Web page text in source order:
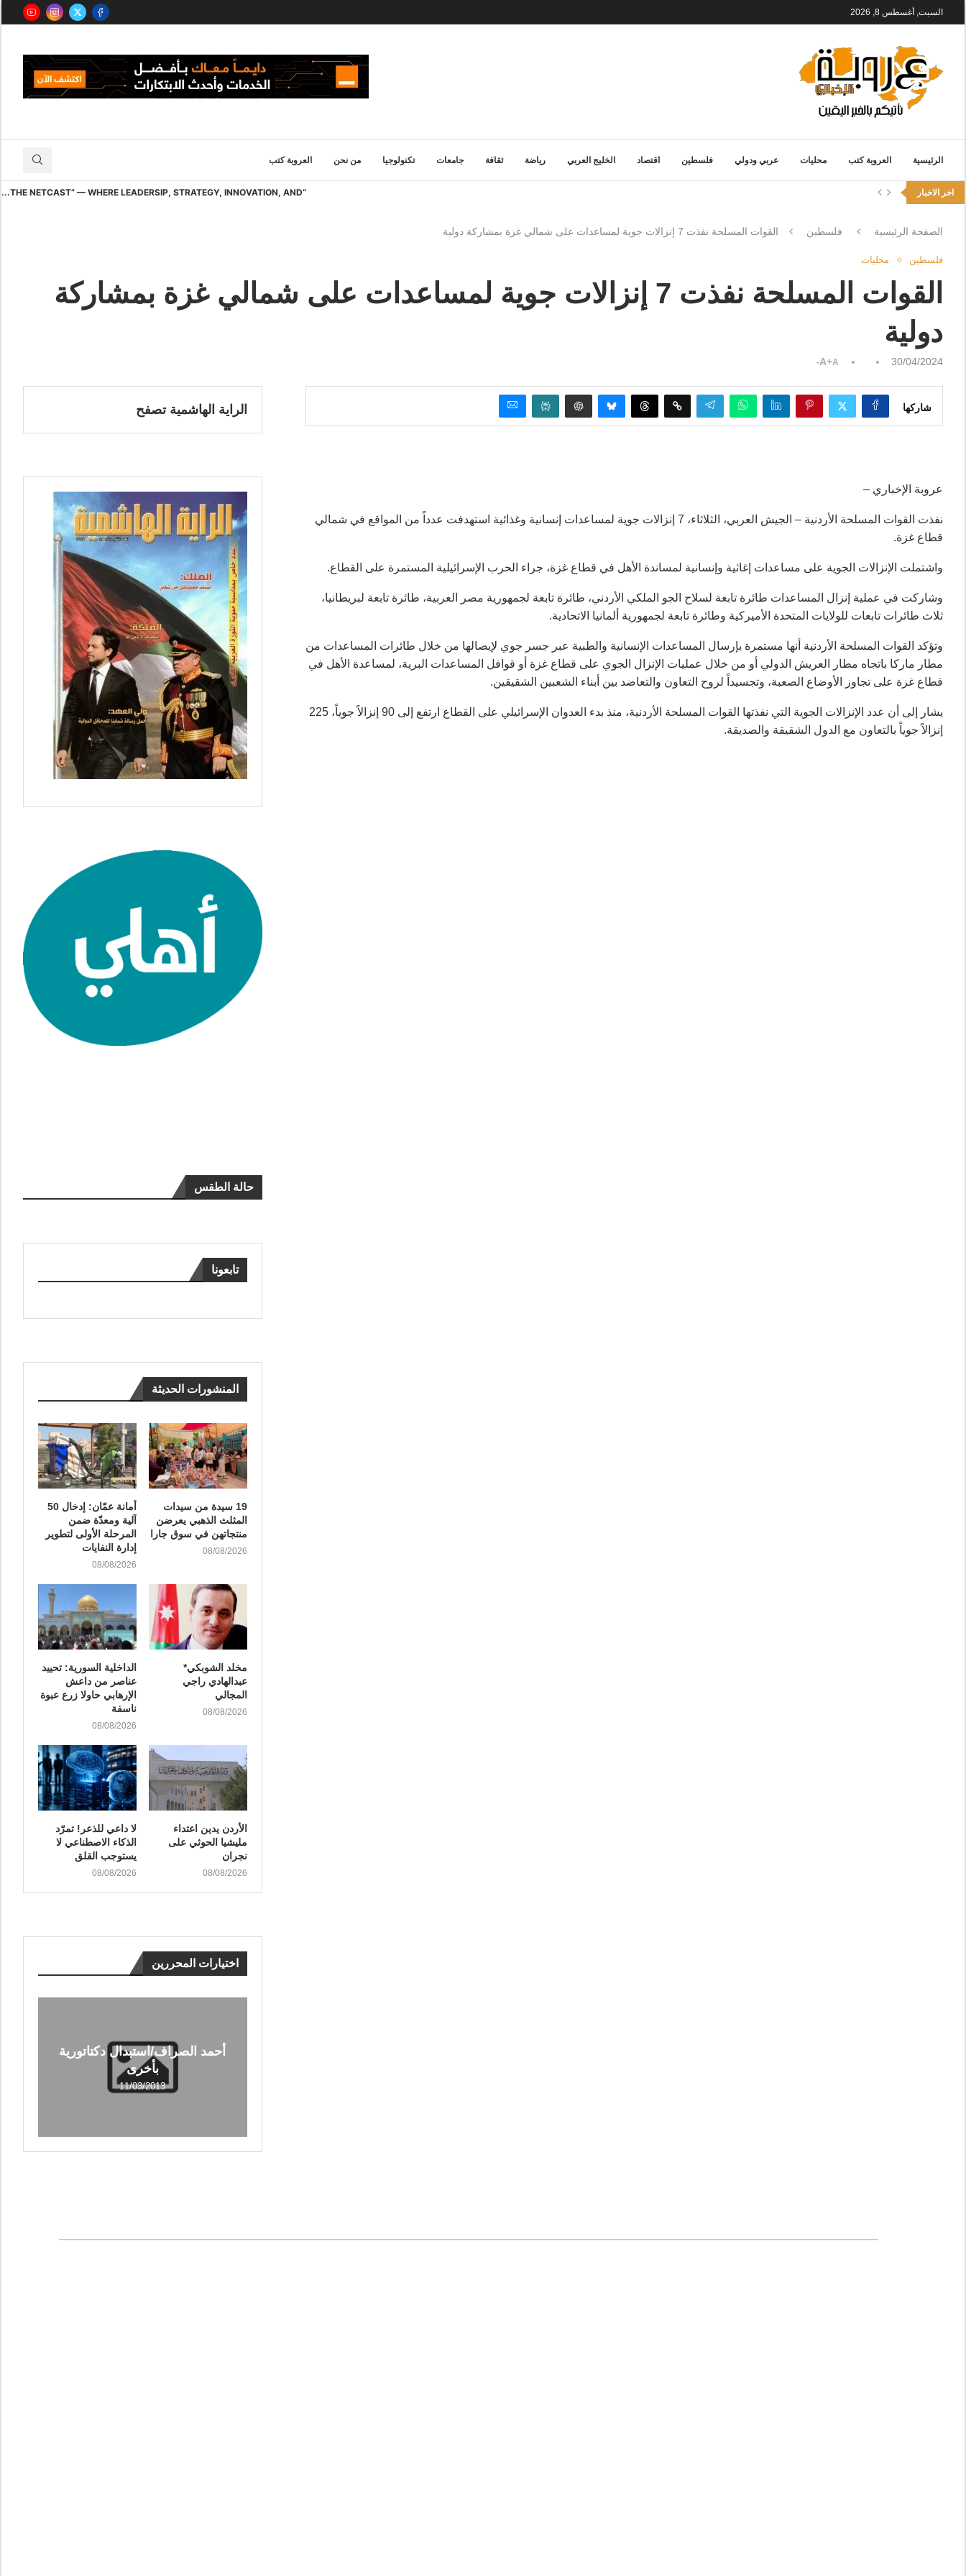
السبت, أغسطس 8, 2026
الرئيسية العروبة كتب محليات عربي ودولي فلسطين اقتصاد الخليج العربي رياضة ثقافة جامعات تكنولوجيا من نحن العروبة كتب
اخر الاخبار “THE NETCAST” — WHERE LEADERSIP, STRATEGY, INNOVATION, AND...
الصفحة الرئيسية فلسطين القوات المسلحة نفذت 7 إنزالات جوية لمساعدات على شمالي غزة بمشاركة دولية
فلسطين محليات
القوات المسلحة نفذت 7 إنزالات جوية لمساعدات على شمالي غزة بمشاركة
دولية
30/04/2024
A+A-
شاركها
عروبة الإخباري –
نفذت القوات المسلحة الأردنية – الجيش العربي، الثلاثاء، 7 إنزالات جوية لمساعدات إنسانية وغذائية استهدفت عدداً من المواقع في شمالي
قطاع غزة.
واشتملت الإنزالات الجوية على مساعدات إغاثية وإنسانية لمساندة الأهل في قطاع غزة، جراء الحرب الإسرائيلية المستمرة على القطاع.
وشاركت في عملية إنزال المساعدات طائرة تابعة لسلاح الجو الملكي الأردني، طائرة تابعة لجمهورية مصر العربية، طائرة تابعة لبريطانيا،
ثلاث طائرات تابعات للولايات المتحدة الأميركية وطائرة تابعة لجمهورية ألمانيا الاتحادية.
وتؤكد القوات المسلحة الأردنية أنها مستمرة بإرسال المساعدات الإنسانية والطبية عبر جسر جوي لإيصالها من خلال طائرات المساعدات من
مطار ماركا باتجاه مطار العريش الدولي أو من خلال عمليات الإنزال الجوي على قطاع غزة أو قوافل المساعدات البرية، لمساعدة الأهل في
قطاع غزة على تجاوز الأوضاع الصعبة، وتجسيداً لروح التعاون والتعاضد بين أبناء الشعبين الشقيقين.
يشار إلى أن عدد الإنزالات الجوية التي نفذتها القوات المسلحة الأردنية، منذ بدء العدوان الإسرائيلي على القطاع ارتفع إلى 90 إنزالاً جوياً، 225
إنزالاً جوياً بالتعاون مع الدول الشقيقة والصديقة.
الراية الهاشمية تصفح
حالة الطقس
تابعونا
المنشورات الحديثة
19 سيدة من سيدات
المثلث الذهبي يعرضن
منتجاتهن في سوق جارا
08/08/2026
أمانة عمّان: إدخال 50
آلية ومعدّة ضمن
المرحلة الأولى لتطوير
إدارة النفايات
08/08/2026
مخلد الشوبكي*
عبدالهادي راجي
المجالي
08/08/2026
الداخلية السورية: تحييد
عناصر من داعش
الإرهابي حاولا زرع عبوة
ناسفة
08/08/2026
الأردن يدين اعتداء
مليشيا الحوثي على
نجران
08/08/2026
لا داعي للذعر! تمرّد
الذكاء الاصطناعي لا
يستوجب القلق
08/08/2026
اختيارات المحررين
أحمد الصراف/استبدال دكتاتورية
بأخرى
11/03/2013